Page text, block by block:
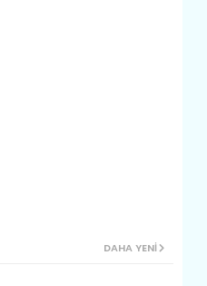
DAHA YENI